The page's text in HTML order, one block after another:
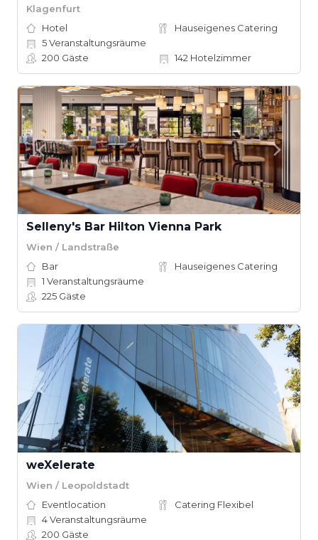
Klagenfurt
Hotel
Hauseigenes Catering
5Veranstaltungsräume
200 Gäste 142 Hotelzimmer
Selleny's Bar Hilton Vienna Park
Wien / Landstraße
Bar
Hauseigenes Catering
1 Veranstaltungsräume
225 Gäste
weXelerate
Wien / Leopoldstadt
Eventlocation
Catering Flexibel
4Veranstaltungsräume
200 Gäste